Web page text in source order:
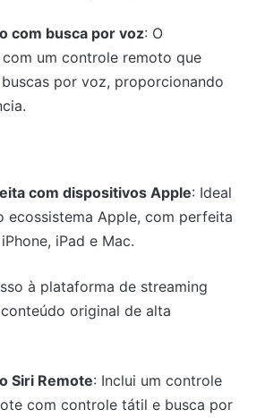
com busca por voz: O
um controle remoto que
por voz, proporcionando
com dispositivos Apple: Ideal
ecossistema Apple, com perfeita
iPad e Mac.
à plataforma de streaming
original de alta
Siri Remote: Inclui um controle
com controle tátil e busca por